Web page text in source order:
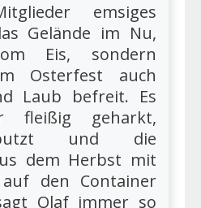
emsiges
Gelände im Nu,
Eis, sondern
Osterfest auch
Laub befreit. Es
fleißig geharkt,
und die
dem Herbst mit
den Container
Olaf immer so